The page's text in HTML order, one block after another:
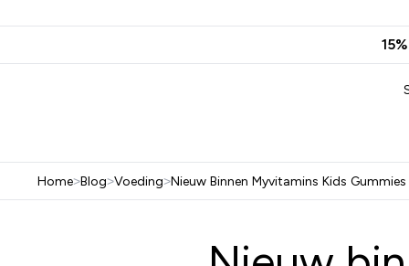
Home>Blog>Voeding>Nieuw Binnen Myvitamins Kids Gummies